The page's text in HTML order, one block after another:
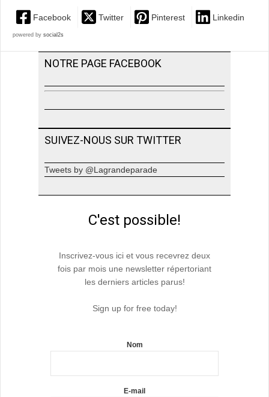
Facebook Twitter Pinterest Linkedin
powered by social2s
NOTRE PAGE FACEBOOK
SUIVEZ-NOUS SUR TWITTER
Tweets by @Lagrandeparade
C'est possible!
Inscrivez-vous ici et vous recevrez deux
fois par mois une newsletter répertoriant
les derniers articles parus!
Sign up for free today!
Nom
E-mail